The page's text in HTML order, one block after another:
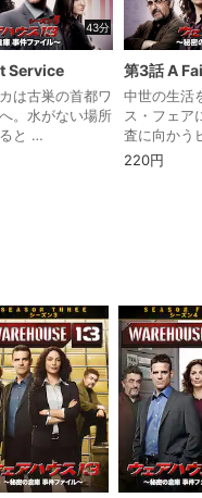
43分
Service
は古巣の首都ワ
。水がない場所
と …
第3話 A
中世の生活
ス・フェア
査に向かう
220円